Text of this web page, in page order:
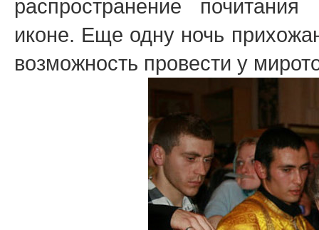
распространение
иконе. Еще одну ночь
возможность провести у